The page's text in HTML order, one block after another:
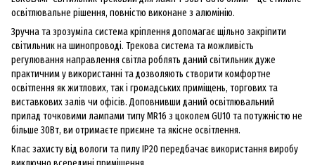
освітлювальне рішення, повністю виконане з алюмінію.
Зручна та зрозуміла система кріплення допомагає щільно закріпити
світильник на шинопроводі. Трекова система та можливість
регулювання направлення світла роблять даний світильник дуже
практичним у використанні та дозволяють створити комфортне
освітлення як житлових, так і громадських приміщень, торгових та
виставкових залів чи офісів. Доповнивши даний освітлювальний
прилад точковими лампами типу MR16 з цоколем GU10 та потужністю не
більше 30Вт, ви отримаєте приємне та якісне освітлення.
Клас захисту від вологи та пилу IP20 передбачає використання виробу